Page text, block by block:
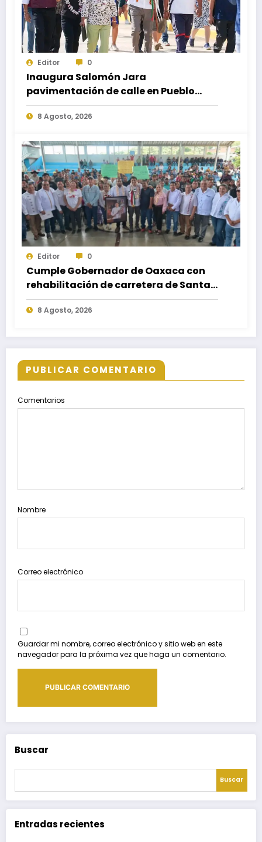
Editor 0
Inaugura Salomón Jara
pavimentación de calle en Pueblo
Nuevo; fortalece movilidad y
conectividad
8 Agosto, 2026
Editor 0
Cumple Gobernador de Oaxaca con
rehabilitación de carretera de Santa
María Ecatepec
8 Agosto, 2026
PUBLICAR COMENTARIO
Comentarios
Nombre
Correo electrónico
Guardar mi nombre, correo electrónico y sitio web en este
navegador para la próxima vez que haga un comentario.
Buscar
Buscar
Entradas recientes